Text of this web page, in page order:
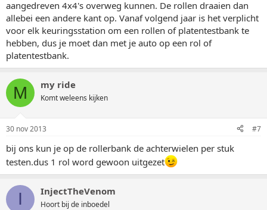
aangedreven 4x4's overweg kunnen. De rollen draaien dan
allebei een andere kant op. Vanaf volgend jaar is het verplicht
voor elk keuringsstation om een rollen of platentestbank te
hebben, dus je moet dan met je auto op een rol of
platentestbank.
M my ride
Komt weleens kijken
30 nov 2013 #7
bij ons kun je op de rollerbank de achterwielen per stuk
testen.dus 1 rol word gewoon uitgezet
I InjectTheVenom
Hoort bij de inboedel